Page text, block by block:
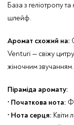
База з геліотропу
шлейф.
Аромат схожий на:
Venturi — свіжу
жіночним звучанням.
Піраміда аромату:
• Початкова нота:
• Нота серця: Квіти